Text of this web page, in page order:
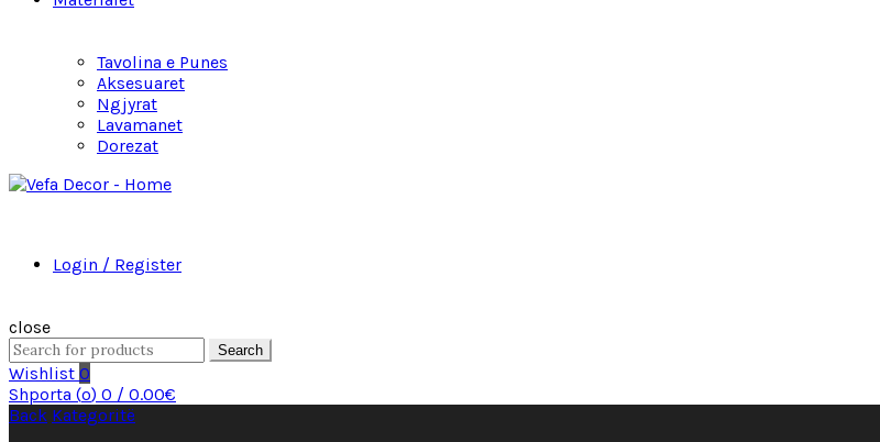
Tavolina e Punes
Aksesuaret
Ngjyrat
Lavamanet
Dorezat
Login / Register
close
Search
Wishlist 0
Shporta (o) 0 / 0.00€
Back Kategoritë